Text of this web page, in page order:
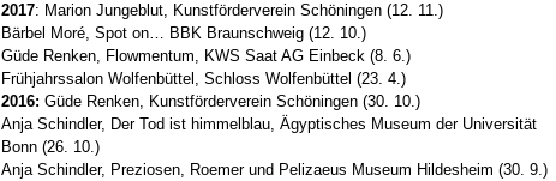
2017: Marion Jungeblut, Kunstförderverein Schöningen (12. 11.)
Bärbel Moré, Spot on… BBK Braunschweig (12. 10.)
Güde Renken, Flowmentum, KWS Saat AG Einbeck (8. 6.)
Frühjahrssalon Wolfenbüttel, Schloss Wolfenbüttel (23. 4.)
2016: Güde Renken, Kunstförderverein Schöningen (30. 10.)
Anja Schindler, Der Tod ist himmelblau, Ägyptisches Museum der Universität
Bonn (26. 10.)
Anja Schindler, Preziosen, Roemer und Pelizaeus Museum Hildesheim (30. 9.)